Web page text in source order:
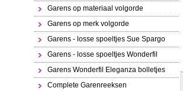
Garens op materiaal volgorde
Garens op merk volgorde
Garens - losse spoeltjes Sue Spargo
Garens - losse spoeltjes Wonderfil
Garens Wonderfil Eleganza bolletjes
Complete Garenreeksen